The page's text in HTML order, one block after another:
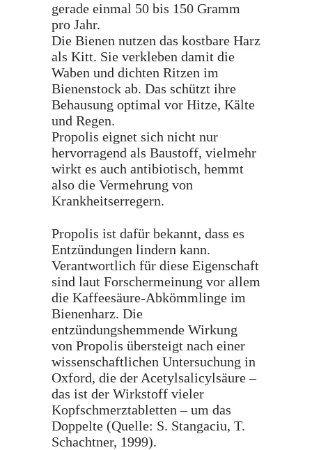
gerade einmal 50 bis 150 Gramm
pro Jahr.
Die Bienen nutzen das kostbare Harz
als Kitt. Sie verkleben damit die
Waben und dichten Ritzen im
Bienenstock ab. Das schützt ihre
Behausung optimal vor Hitze, Kälte
und Regen.
Propolis eignet sich nicht nur
hervorragend als Baustoff, vielmehr
wirkt es auch antibiotisch, hemmt
also die Vermehrung von
Krankheitserregern.
Propolis ist dafür bekannt, dass es
Entzündungen lindern kann.
Verantwortlich für diese Eigenschaft
sind laut Forschermeinung vor allem
die Kaffeesäure-Abkömmlinge im
Bienenharz. Die
entzündungshemmende Wirkung
von Propolis übersteigt nach einer
wissenschaftlichen Untersuchung in
Oxford, die der Acetylsalicylsäure –
das ist der Wirkstoff vieler
Kopfschmerztabletten – um das
Doppelte (Quelle: S. Stangaciu, T.
Schachtner, 1999).